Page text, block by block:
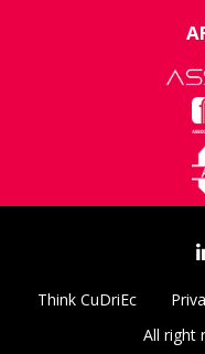
Think CuDriEc
All right